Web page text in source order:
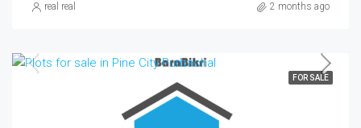
real real 2 months ago
FOR SALE